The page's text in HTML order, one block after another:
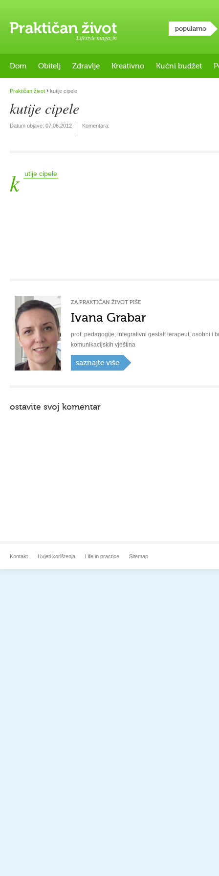
Lifestyle magazin
popularno
Dom Obitelj Zdravlje Kreativno Kućni budžet
Praktičan život › kutije cipele
kutije cipele
Datum objave: 07.06.2012 Komentara:
k utije cipele
ZA PRAKTIČAN ŽIVOT PIŠE
Ivana Grabar
prof. pedagogije, integrativni gestalt terapeut, osobni i
komunikacijskih vještina
saznajte više
ostavite svoj komentar
Kontakt Uvjeti korištenja Life in practice Sitemap